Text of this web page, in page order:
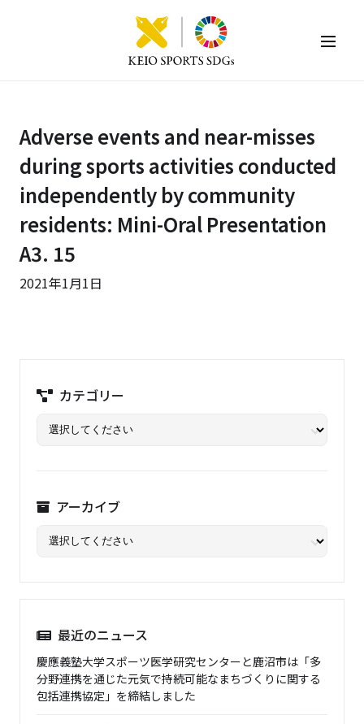
Adverse events and near-misses
during sports activities conducted
independently by community
residents: Mini-Oral Presentation
A3. 15
2021年1月1日
カテゴリー
アーカイブ
最近のニュース
慶應義塾大学スポーツ医学研究センターと鹿沼市は「多
分野連携を通じた元気で持続可能なまちづくりに関する
包括連携協定」を締結しました